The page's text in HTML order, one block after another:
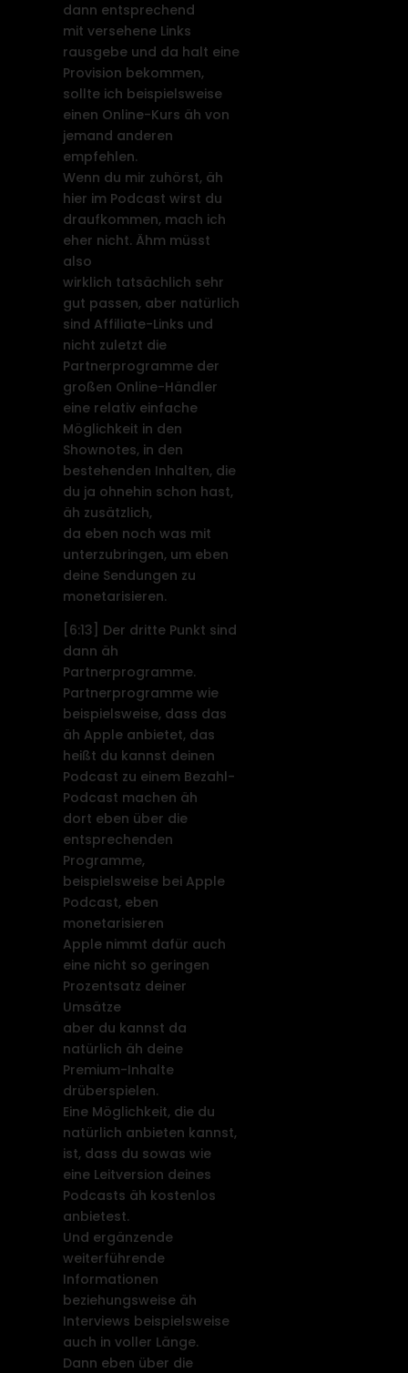
dann entsprechend
mit versehene Links
rausgebe und da halt eine
Provision bekommen,
sollte ich beispielsweise
einen Online-Kurs äh von
jemand anderen
empfehlen.
Wenn du mir zuhörst, äh
hier im Podcast wirst du
draufkommen, mach ich
eher nicht. Ähm müsst
also
wirklich tatsächlich sehr
gut passen, aber natürlich
sind Affiliate-Links und
nicht zuletzt die
Partnerprogramme der
großen Online-Händler
eine relativ einfache
Möglichkeit in den
Shownotes, in den
bestehenden Inhalten, die
du ja ohnehin schon hast,
äh zusätzlich,
da eben noch was mit
unterzubringen, um eben
deine Sendungen zu
monetarisieren.
[6:13]
Der dritte Punkt sind
dann äh
Partnerprogramme.
Partnerprogramme wie
beispielsweise, dass das
äh Apple anbietet, das
heißt du kannst deinen
Podcast zu einem Bezahl-
Podcast machen äh
dort eben über die
entsprechenden
Programme,
beispielsweise bei Apple
Podcast, eben
monetarisieren
Apple nimmt dafür auch
eine nicht so geringen
Prozentsatz deiner
Umsätze
aber du kannst da
natürlich äh deine
Premium-Inhalte
drüberspielen.
Eine Möglichkeit, die du
natürlich anbieten kannst,
ist, dass du sowas wie
eine Leitversion deines
Podcasts äh kostenlos
anbietest.
Und ergänzende
weiterführende
Informationen
beziehungsweise äh
Interviews beispielsweise
auch in voller Länge.
Dann eben über die